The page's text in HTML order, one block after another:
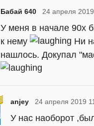
Бабай 640 24 апреля
У меня в начале 90х
к нему
Ни
нашлось. Докупал
anjey 24 апреля 2019
У нас наоборот